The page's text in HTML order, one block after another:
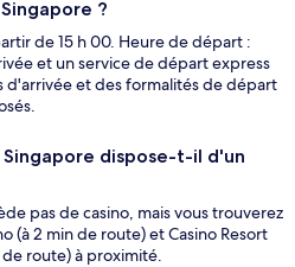
?
de 15 h 00. Heure de départ :
et un service de départ express
d'arrivée et des formalités de départ
dispose-t-il d'un
pas de casino, mais vous trouverez
(à 2 min de route) et Casino Resort
route) à proximité.